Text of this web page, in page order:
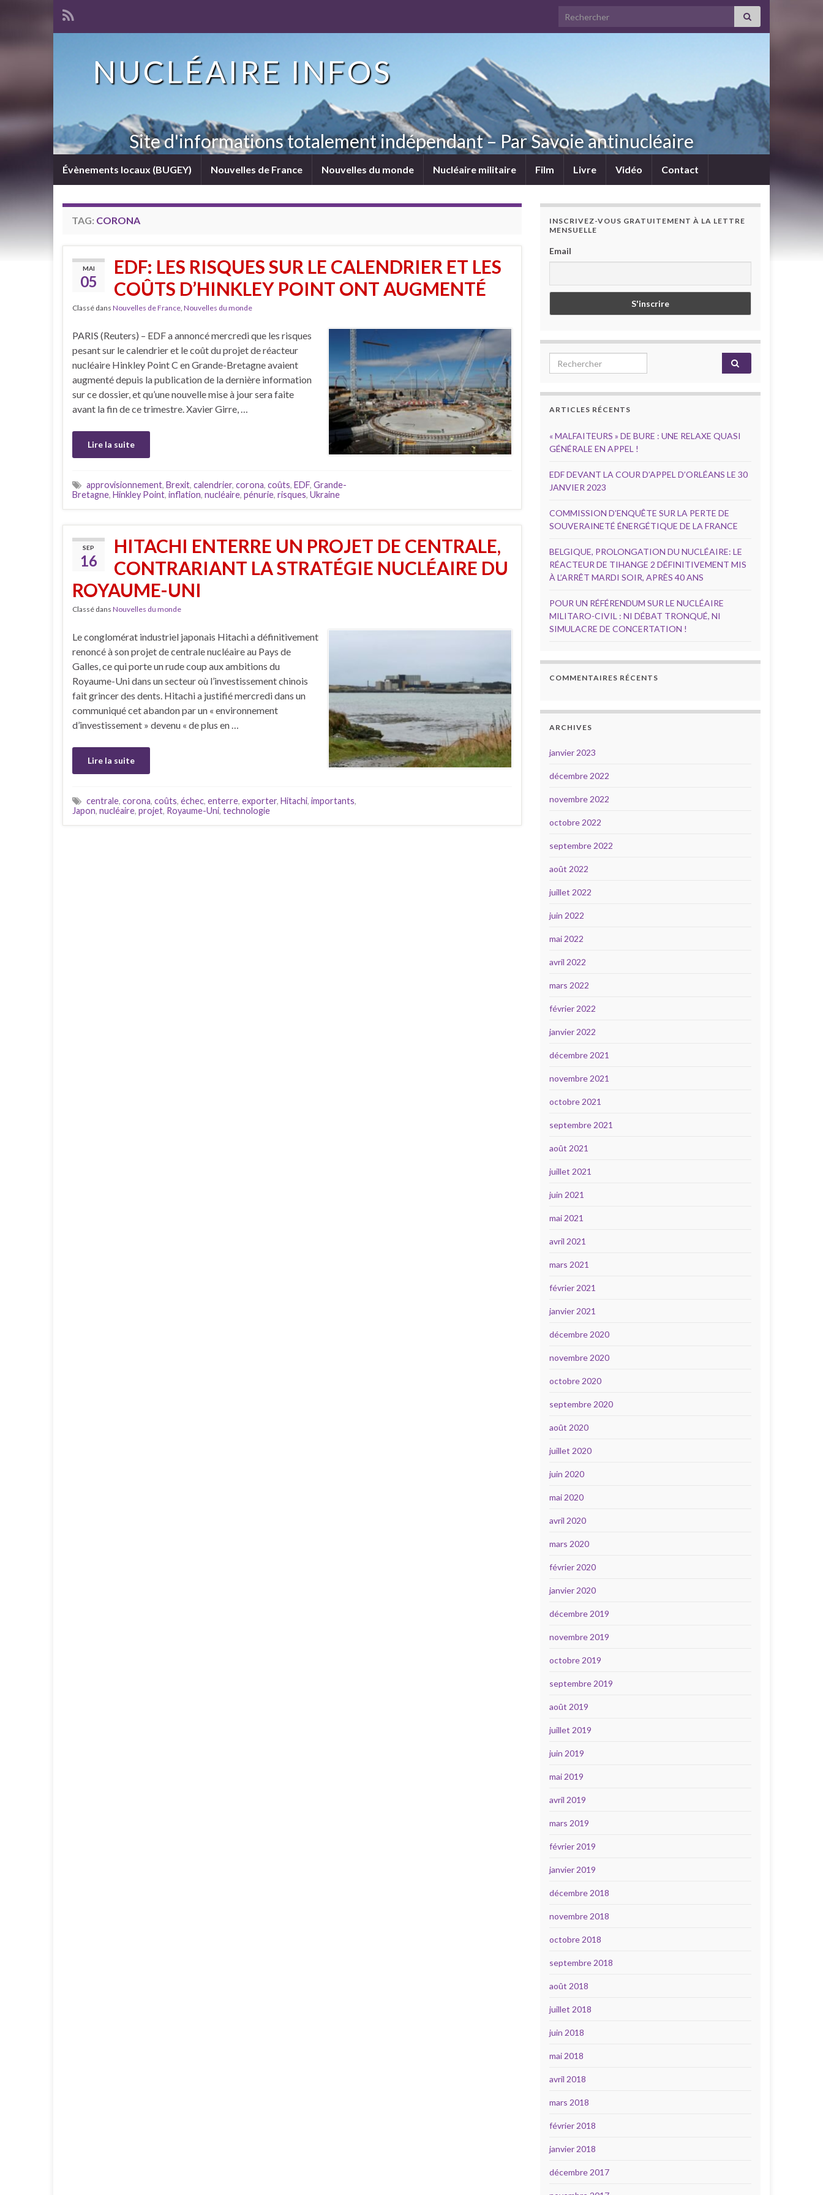
Search for:
NUCLÉAIRE INFOS
Site d'informations totalement indépendant – Par Savoie antinucléaire
Évènements locaux (BUGEY) Nouvelles de France Nouvelles du monde Nucléaire militaire Film Livre Vidéo Contact
TAG: CORONA
MAI
05
EDF: LES RISQUES SUR LE CALENDRIER ET LES
COÛTS D’HINKLEY POINT ONT AUGMENTÉ
Classé dans Nouvelles de France, Nouvelles du monde
PARIS (Reuters) – EDF a annoncé mercredi que les risques
pesant sur le calendrier et le coût du projet de réacteur
nucléaire Hinkley Point C en Grande-Bretagne avaient
augmenté depuis la publication de la dernière information
sur ce dossier, et qu’une nouvelle mise à jour sera faite
avant la fin de ce trimestre. Xavier Girre, …
Lire la suite
approvisionnement, Brexit, calendrier, corona, coûts, EDF, Grande-
Bretagne, Hinkley Point, inflation, nucléaire, pénurie, risques, Ukraine
SEP
16
HITACHI ENTERRE UN PROJET DE CENTRALE,
CONTRARIANT LA STRATÉGIE NUCLÉAIRE DU
ROYAUME-UNI
Classé dans Nouvelles du monde
Le conglomérat industriel japonais Hitachi a définitivement
renoncé à son projet de centrale nucléaire au Pays de
Galles, ce qui porte un rude coup aux ambitions du
Royaume-Uni dans un secteur où l’investissement chinois
fait grincer des dents. Hitachi a justifié mercredi dans un
communiqué cet abandon par un « environnement
d’investissement » devenu « de plus en …
Lire la suite
centrale, corona, coûts, échec, enterre, exporter, Hitachi, importants,
Japon, nucléaire, projet, Royaume-Uni, technologie
INSCRIVEZ-VOUS GRATUITEMENT À LA LETTRE
MENSUELLE
Email
Search for:
ARTICLES RÉCENTS
« MALFAITEURS » DE BURE : UNE RELAXE QUASI
GÉNÉRALE EN APPEL !
EDF DEVANT LA COUR D’APPEL D’ORLÉANS LE 30
JANVIER 2023
COMMISSION D’ENQUÊTE SUR LA PERTE DE
SOUVERAINETÉ ÉNERGÉTIQUE DE LA FRANCE
BELGIQUE, PROLONGATION DU NUCLÉAIRE: LE
RÉACTEUR DE TIHANGE 2 DÉFINITIVEMENT MIS
À L’ARRÊT MARDI SOIR, APRÈS 40 ANS
POUR UN RÉFÉRENDUM SUR LE NUCLÉAIRE
MILITARO-CIVIL : NI DÉBAT TRONQUÉ, NI
SIMULACRE DE CONCERTATION !
COMMENTAIRES RÉCENTS
ARCHIVES
janvier 2023
décembre 2022
novembre 2022
octobre 2022
septembre 2022
août 2022
juillet 2022
juin 2022
mai 2022
avril 2022
mars 2022
février 2022
janvier 2022
décembre 2021
novembre 2021
octobre 2021
septembre 2021
août 2021
juillet 2021
juin 2021
mai 2021
avril 2021
mars 2021
février 2021
janvier 2021
décembre 2020
novembre 2020
octobre 2020
septembre 2020
août 2020
juillet 2020
juin 2020
mai 2020
avril 2020
mars 2020
février 2020
janvier 2020
décembre 2019
novembre 2019
octobre 2019
septembre 2019
août 2019
juillet 2019
juin 2019
mai 2019
avril 2019
mars 2019
février 2019
janvier 2019
décembre 2018
novembre 2018
octobre 2018
septembre 2018
août 2018
juillet 2018
juin 2018
mai 2018
avril 2018
mars 2018
février 2018
janvier 2018
décembre 2017